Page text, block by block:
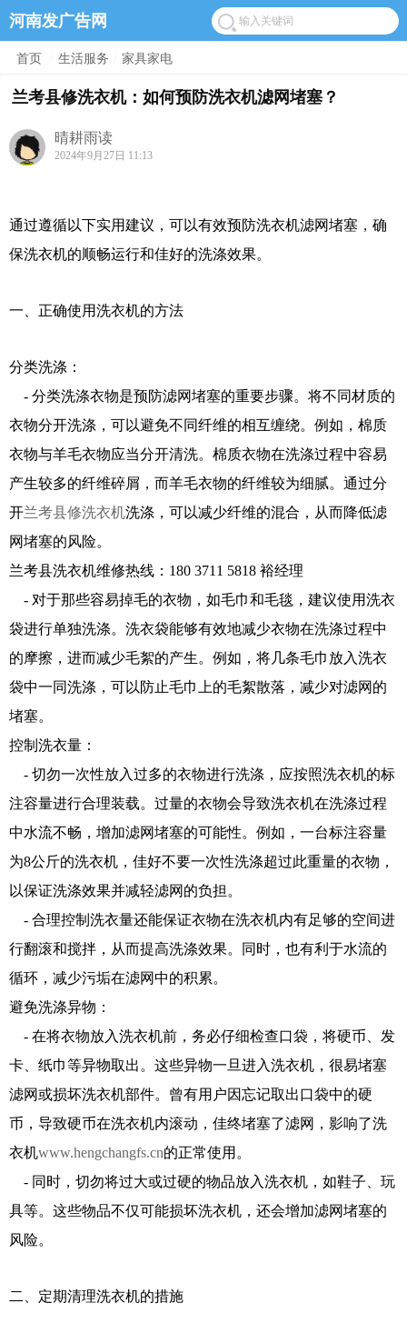
河南发广告网
首页 生活服务 家具家电
兰考县修洗衣机：如何预防洗衣机滤网堵塞？
晴耕雨读
2024年9月27日 11:13
通过遵循以下实用建议，可以有效预防洗衣机滤网堵塞，确
保洗衣机的顺畅运行和佳好的洗涤效果。
一、正确使用洗衣机的方法
分类洗涤：
- 分类洗涤衣物是预防滤网堵塞的重要步骤。将不同材质的
衣物分开洗涤，可以避免不同纤维的相互缠绕。例如，棉质
衣物与羊毛衣物应当分开清洗。棉质衣物在洗涤过程中容易
产生较多的纤维碎屑，而羊毛衣物的纤维较为细腻。通过分
开兰考县修洗衣机洗涤，可以减少纤维的混合，从而降低滤
网堵塞的风险。
兰考县洗衣机维修热线：180 3711 5818 裕经理
- 对于那些容易掉毛的衣物，如毛巾和毛毯，建议使用洗衣
袋进行单独洗涤。洗衣袋能够有效地减少衣物在洗涤过程中
的摩擦，进而减少毛絮的产生。例如，将几条毛巾放入洗衣
袋中一同洗涤，可以防止毛巾上的毛絮散落，减少对滤网的
堵塞。
控制洗衣量：
- 切勿一次性放入过多的衣物进行洗涤，应按照洗衣机的标
注容量进行合理装载。过量的衣物会导致洗衣机在洗涤过程
中水流不畅，增加滤网堵塞的可能性。例如，一台标注容量
为8公斤的洗衣机，佳好不要一次性洗涤超过此重量的衣物，
以保证洗涤效果并减轻滤网的负担。
- 合理控制洗衣量还能保证衣物在洗衣机内有足够的空间进
行翻滚和搅拌，从而提高洗涤效果。同时，也有利于水流的
循环，减少污垢在滤网中的积累。
避免洗涤异物：
- 在将衣物放入洗衣机前，务必仔细检查口袋，将硬币、发
卡、纸巾等异物取出。这些异物一旦进入洗衣机，很易堵塞
滤网或损坏洗衣机部件。曾有用户因忘记取出口袋中的硬
币，导致硬币在洗衣机内滚动，佳终堵塞了滤网，影响了洗
衣机www.hengchangfs.cn的正常使用。
- 同时，切勿将过大或过硬的物品放入洗衣机，如鞋子、玩
具等。这些物品不仅可能损坏洗衣机，还会增加滤网堵塞的
风险。
二、定期清理洗衣机的措施